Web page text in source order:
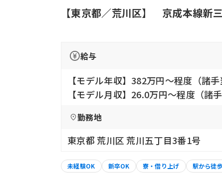
【東京都／荒川区】 京成本線新
給与
【モデル年収】382万円〜程度（諸
【モデル月収】26.0万円〜程度（諸
勤務地
東京都 荒川区 荒川五丁目3番1号
未経験OK 新卒OK 寮・借り上げ 駅から徒